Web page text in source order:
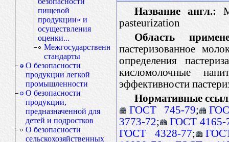
пищевой
продукции» и
осуществления
оценки...
Межгосударственные
стандарты
О безопасности
продукции легкой
промышленности
О безопасности
продукции,
предназначенной для
детей и подростков
О безопасности
сельскохозяйственных
Название англ.:
pasteurization
Область
пастеризованное
определения
кисломолочные
эффективности
Нормативные
ГОСТ 745-79;
3773-72;
ГОСТ 4165-
ГОСТ 4328-77;